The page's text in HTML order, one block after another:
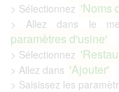
> Sélectionnez 'Noms
> Allez dans le
paramètres d'usine'
> Sélectionnez
> Allez dans 'Ajouter'
> Saisissez les